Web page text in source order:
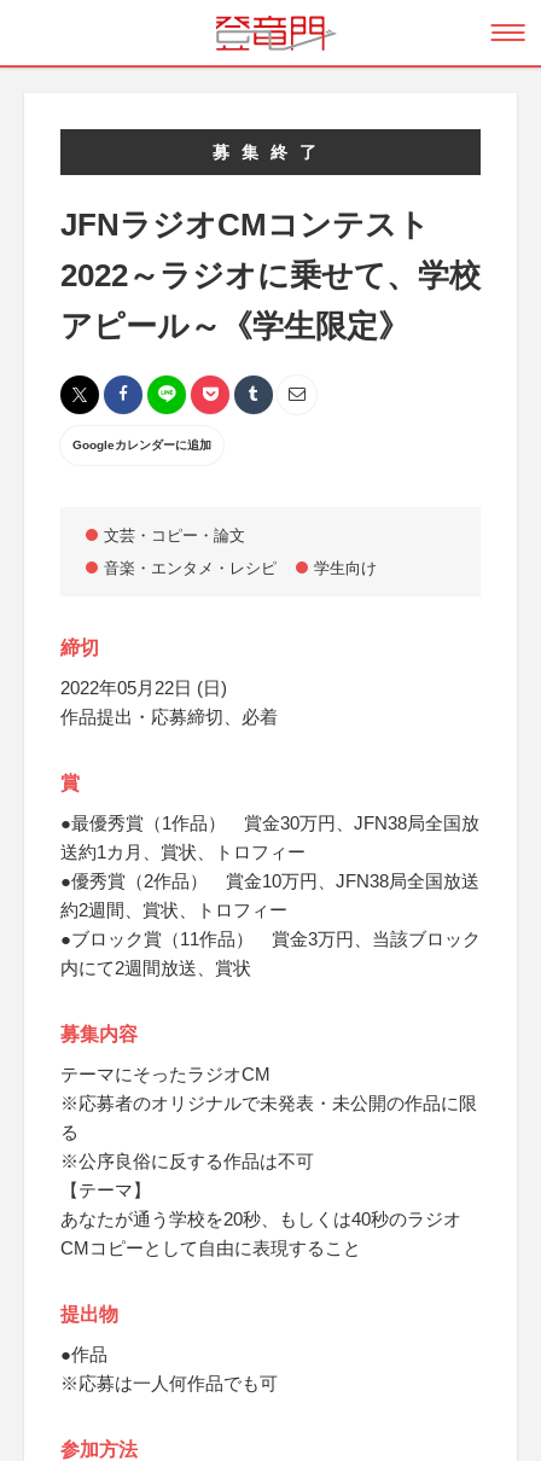
募集終了
JFNラジオCMコンテスト
2022～ラジオに乗せて、学校
アピール～《学生限定》
Googleカレンダーに追加
文芸・コピー・論文
音楽・エンタメ・レシピ
学生向け
締切
2022年05月22日 (日)
作品提出・応募締切、必着
賞
●最優秀賞（1作品） 賞金30万円、JFN38局全国放
送約1カ月、賞状、トロフィー
●優秀賞（2作品） 賞金10万円、JFN38局全国放送
約2週間、賞状、トロフィー
●ブロック賞（11作品） 賞金3万円、当該ブロック
内にて2週間放送、賞状
募集内容
テーマにそったラジオCM
※応募者のオリジナルで未発表・未公開の作品に限
る
※公序良俗に反する作品は不可
【テーマ】
あなたが通う学校を20秒、もしくは40秒のラジオ
CMコピーとして自由に表現すること
提出物
●作品
※応募は一人何作品でも可
参加方法